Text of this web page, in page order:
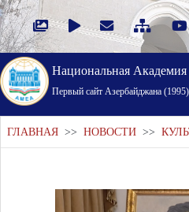
Национальная
Первый cайт Азербайджана (1995)
ГЛАВНАЯ >> НОВОСТИ >>